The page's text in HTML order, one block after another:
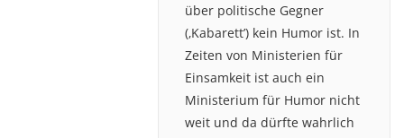
über politische Gegner
(‚Kabarett’) kein Humor ist. In
Zeiten von Ministerien für
Einsamkeit ist auch ein
Ministerium für Humor nicht
weit und da dürfte wahrlich